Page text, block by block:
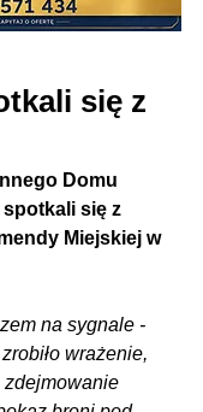
się z
Domu
się z
Miejskiej w
na sygnale -
wrażenie,
zdejmowanie